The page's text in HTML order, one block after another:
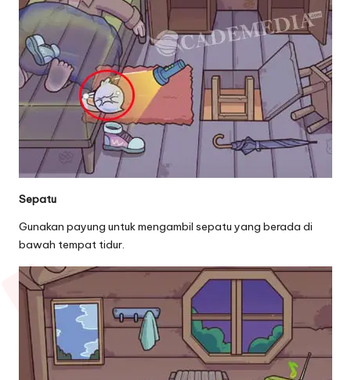
Sepatu
Gunakan payung untuk mengambil sepatu yang berada di
bawah tempat tidur.